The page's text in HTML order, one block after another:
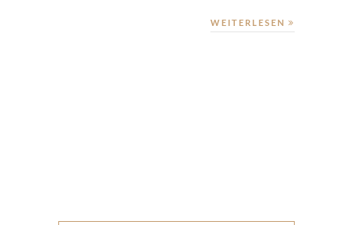
WEITERLESEN